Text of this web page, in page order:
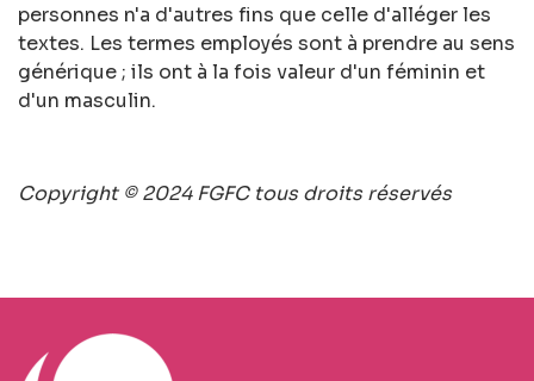
personnes n'a d'autres fins que celle d'alléger les
textes. Les termes employés sont à prendre au sens
générique ; ils ont à la fois valeur d'un féminin et
d'un masculin.
Copyright © 2024 FGFC tous droits réservés